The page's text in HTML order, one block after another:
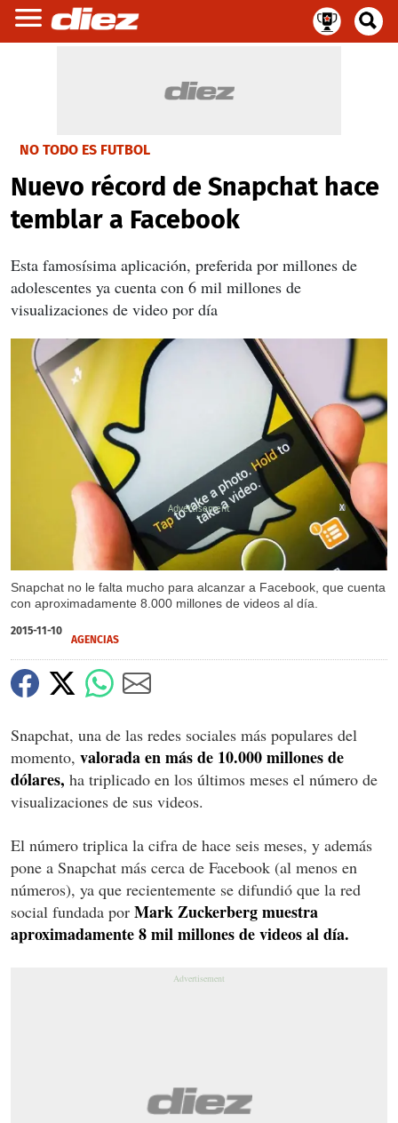
NO TODO ES FUTBOL
Nuevo récord de Snapchat hace
temblar a Facebook
Esta famosísima aplicación, preferida por millones de
adolescentes ya cuenta con 6 mil millones de
visualizaciones de video por día
Snapchat no le falta mucho para alcanzar a Facebook, que cuenta
con aproximadamente 8.000 millones de videos al día.
X
2015-11-10
AGENCIAS
Snapchat, una de las redes sociales más populares del
momento, valorada en más de 10.000 millones de
dólares, ha triplicado en los últimos meses el número de
visualizaciones de sus videos.
El número triplica la cifra de hace seis meses, y además
pone a Snapchat más cerca de Facebook (al menos en
números), ya que recientemente se difundió que la red
social fundada por Mark Zuckerberg muestra
aproximadamente 8 mil millones de videos al día.